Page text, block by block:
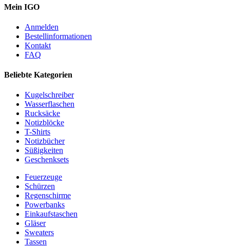
Mein IGO
Anmelden
Bestellinformationen
Kontakt
FAQ
Beliebte Kategorien
Kugelschreiber
Wasserflaschen
Rucksäcke
Notizblöcke
T-Shirts
Notizbücher
Süßigkeiten
Geschenksets
Feuerzeuge
Schürzen
Regenschirme
Powerbanks
Einkaufstaschen
Gläser
Sweaters
Tassen